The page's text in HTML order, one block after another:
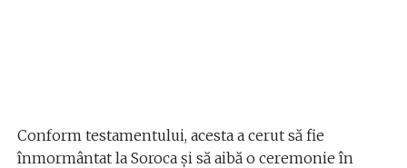
Conform testamentului, acesta a cerut să fie
înmormântat la Soroca și să aibă o ceremonie în